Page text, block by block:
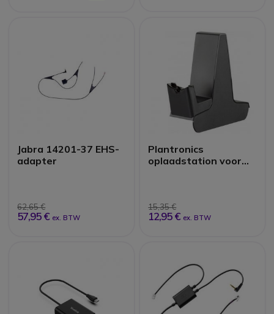
Jabra 14201-37 EHS-
adapter
62,65 €
57,95 € ex. BTW
Plantronics
oplaadstation voor
15,35 €
12,95 € ex. BTW